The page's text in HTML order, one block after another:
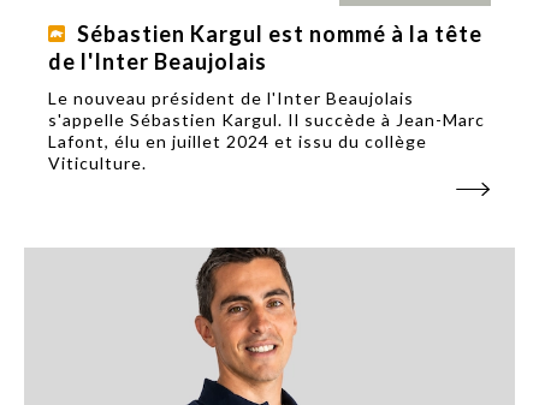
Sébastien Kargul est nommé à la tête
de l'Inter Beaujolais
Le nouveau président de l'Inter Beaujolais
s'appelle Sébastien Kargul. Il succède à Jean-Marc
Lafont, élu en juillet 2024 et issu du collège
Viticulture.